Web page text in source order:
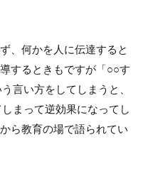
、何かを人に伝達すると
するときもですが「○○す
言い方をしてしまうと、
まって逆効果になってし
ら教育の場で語られてい